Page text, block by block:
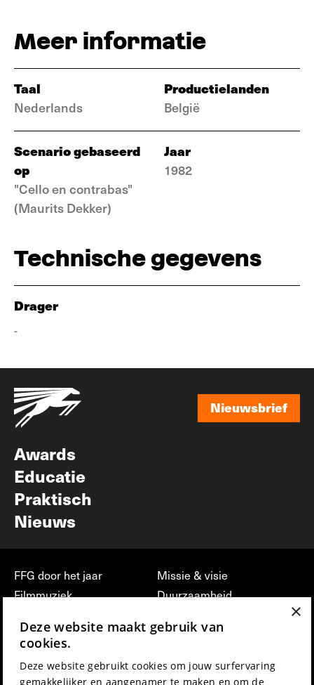
Meer informatie
Taal
Nederlands
Productielanden
België
Scenario gebaseerd
op
"Cello en contrabas"
(Maurits Dekker)
Jaar
1982
Technische gegevens
Drager
-
Nieuwsbrief
Awards
Educatie
Praktisch
Nieuws
FFG door het jaar
Filmmuziek
Press & Industry
Film Fest Friends
Missie & visie
Duurzaamheid
vrijwilligerswerk bij FFG
Privacy & Disclaimer
×
Deze website maakt gebruik van
cookies.
Deze website gebruikt cookies om jouw surfervaring
gemakkelijker en aangenamer te maken en om de